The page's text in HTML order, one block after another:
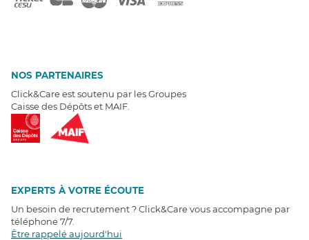
NOS PARTENAIRES
Click&Care est soutenu par les Groupes
Caisse des Dépôts et MAIF.
EXPERTS À VOTRE ÉCOUTE
Un besoin de recrutement ? Click&Care vous accompagne par
téléphone 7/7
Être rappelé aujourd'hui